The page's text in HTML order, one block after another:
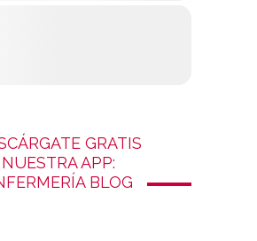
GRATIS
NUESTRA APP:
BLOG